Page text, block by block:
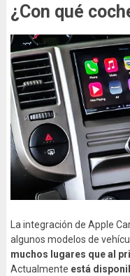
¿Con qué
La integración de Apple
algunos modelos de
muchos lugares que al
Actualmente está